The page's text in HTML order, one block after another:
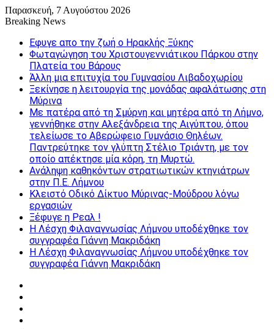
Παρασκευή, 7 Αυγούστου 2026
Breaking News
Εφυγε απο την ζωή o Ηρακλής Ξύκης
Φωταγώγηση του Χριστουγεννιάτικου Πάρκου στην
Πλατεία του Βάρους
Άλλη μια επιτυχία του Γυμνασίου Λιβαδοχωρίου
Ξεκίνησε η λειτουργία της μονάδας αφαλάτωσης στη
Μύρινα
Με πατέρα από τη Σμύρνη και μητέρα από τη Λήμνο,
γεννήθηκε στην Αλεξάνδρεια της Αιγύπτου, όπου
τελείωσε το Αβερώφειο Γυμνάσιο Θηλέων.
Παντρεύτηκε τον γλύπτη Στέλιο Τριάντη, με τον
οποίο απέκτησε μία κόρη, τη Μυρτώ.
Ανάληψη καθηκόντων στρατιωτικών κτηνιάτρων
στην Π.Ε. Λήμνου
Κλειστό Οδικό Δίκτυο Μύρινας-Μούδρου λόγω
εργασιών
Ξέφυγε η Ρεαλ !
Η Λέσχη Φιλαναγνωσίας Λήμνου υποδέχθηκε τον
συγγραφέα Γιάννη Μακριδάκη
Η Λέσχη Φιλαναγνωσίας Λήμνου υποδέχθηκε τον
συγγραφέα Γιάννη Μακριδάκη